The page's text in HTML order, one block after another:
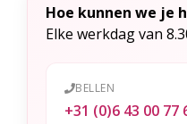
Hoe kunnen we je
Elke werkdag van
BELLEN
+31 (0)6 43 00 77